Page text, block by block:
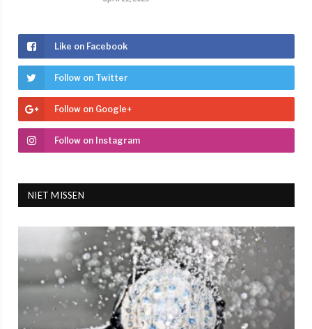
Like on Facebook
Follow on Twitter
Follow on Google+
Follow on Instagram
NIET MISSEN